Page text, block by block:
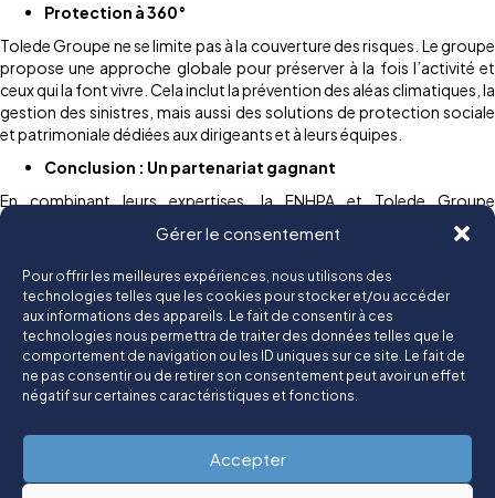
Gérer le consentement
Pour offrir les meilleures expériences, nous utilisons des
technologies telles que les cookies pour stocker et/ou accéder
aux informations des appareils. Le fait de consentir à ces
technologies nous permettra de traiter des données telles que le
comportement de navigation ou les ID uniques sur ce site. Le fait de
ne pas consentir ou de retirer son consentement peut avoir un effet
négatif sur certaines caractéristiques et fonctions.
Accepter
Protection à 360°
Tolede Groupe ne se limite pas à la couverture des risques. Le groupe
propose une approche globale pour préserver à la fois l’activité et
ceux qui la font vivre. Cela inclut la prévention des aléas climatiques, la
gestion des sinistres, mais aussi des solutions de protection sociale
et patrimoniale dédiées aux dirigeants et à leurs équipes.
Conclusion : Un partenariat gagnant
En combinant leurs expertises, la FNHPA et Tolede Groupe
Assurances offrent aux professionnels de l’HPA une alliance unique
pour construire ensemble un avenir plus résilient et serein pour
l’hôtellerie de plein air.
Un groupe tourné vers ses collaborateurs, ses clients et son térritoire
© Groupe Tolede 2025
Mentions légales Politique de confidentialité